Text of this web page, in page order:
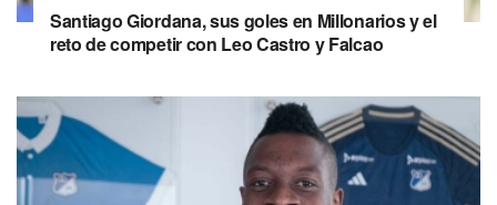
Santiago Giordana, sus goles en Millonarios y el
reto de competir con Leo Castro y Falcao